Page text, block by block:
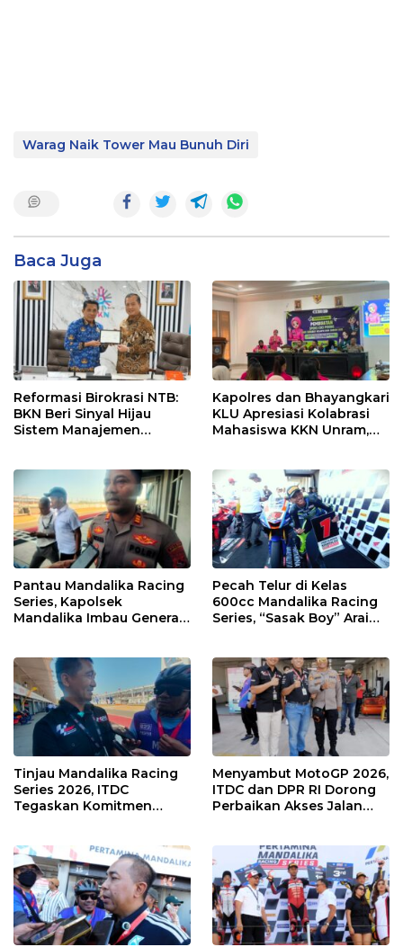
Warag Naik Tower Mau Bunuh Diri
Baca Juga
Reformasi Birokrasi NTB:
BKN Beri Sinyal Hijau
Sistem Manajemen
Kapolres dan Bhayangkari
KLU Apresiasi Kolabrasi
Mahasiswa KKN Unram,
Pantau Mandalika Racing
Series, Kapolsek
Mandalika Imbau Generasi
Pecah Telur di Kelas
600cc Mandalika Racing
Series, “Sasak Boy” Arai
Tinjau Mandalika Racing
Series 2026, ITDC
Tegaskan Komitmen
Kawasan
Menyambut MotoGP 2026,
ITDC dan DPR RI Dorong
Perbaikan Akses Jalan